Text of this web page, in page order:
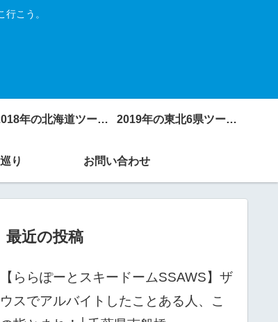
こう。
2018年の北海道ツーリング 2019年の東北6県ツーリング
り お問い合わせ
最近の投稿
【ららぽーとスキードームSSAWS】ザ
ウスでアルバイトしたことある人、こ